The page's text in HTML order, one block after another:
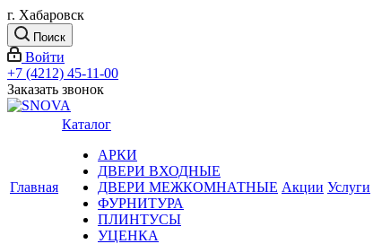
г. Хабаровск
Поиск
Войти
+7 (4212) 45-11-00
Заказать звонок
Главная
Каталог
АРКИ
ДВЕРИ ВХОДНЫЕ
ДВЕРИ МЕЖКОМНАТНЫЕ
ФУРНИТУРА
ПЛИНТУСЫ
УЦЕНКА
Акции Услуги